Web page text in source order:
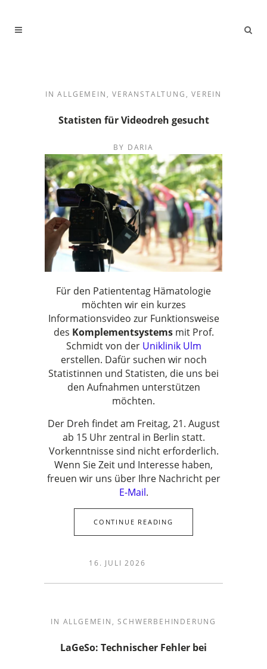
IN ALLGEMEIN ,VERANSTALTUNG ,VEREIN
Statisten für Videodreh gesucht
BY DARIA
Für den Patiententag Hämatologie
möchten wir ein kurzes
Informationsvideo zur Funktionsweise
des Komplementsystemsmit Prof.
Schmidt von der Uniklinik Ulm
erstellen. Dafür suchen wir noch
Statistinnen und Statisten, die uns bei
den Aufnahmen unterstützen
möchten.
Der Dreh findet am Freitag, 21. August
ab 15 Uhr zentral in Berlin statt.
Vorkenntnisse sind nicht erforderlich.
Wenn Sie Zeit und Interesse haben,
freuen wir uns über Ihre Nachricht per
E-Mail.
CONTINUE READING
16. JULI 2026
IN ALLGEMEIN ,SCHWERBEHINDERUNG
LaGeSo: Technischer Fehler bei